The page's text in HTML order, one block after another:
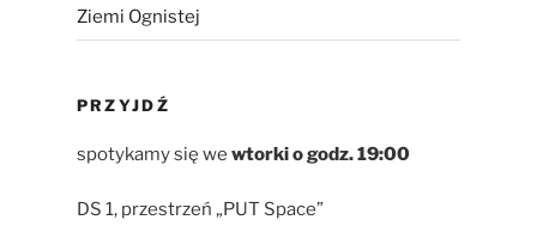
Ziemi Ognistej
PRZYJDŹ
spotykamy się we wtorkio godz. 19:00
DS 1, przestrzeń „PUT Space”